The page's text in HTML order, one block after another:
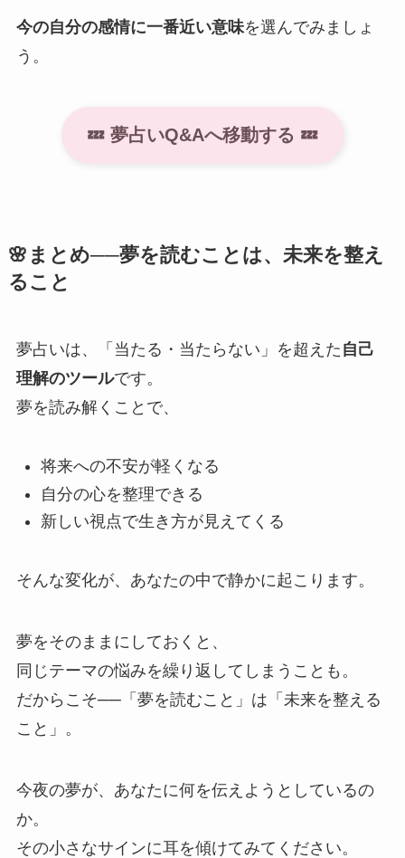
今の自分の感情に一番近い意味を選んでみましょ
う。
💤 夢占いQ&Aへ移動する 💤
🌸まとめ──夢を読むことは、未来を整え
ること
夢占いは、「当たる・当たらない」を超えた 自己
理解のツールです。
夢を読み解くことで、
将来への不安が軽くなる
自分の心を整理できる
新しい視点で生き方が見えてくる
そんな変化が、あなたの中で静かに起こります。
夢をそのままにしておくと、
同じテーマの悩みを繰り返してしまうことも。
だからこそ──「夢を読むこと」は「未来を整える
こと」。
今夜の夢が、あなたに何を伝えようとしているの
か。
その小さなサインに耳を傾けてみてください。